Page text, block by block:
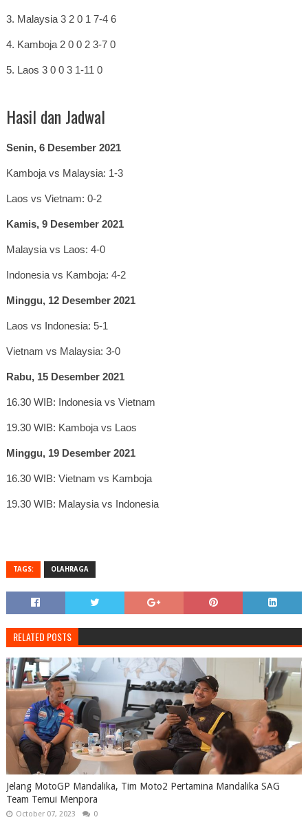
3. Malaysia 3 2 0 1 7-4 6
4. Kamboja 2 0 0 2 3-7 0
5. Laos 3 0 0 3 1-11 0
Hasil dan Jadwal
Senin, 6 Desember 2021
Kamboja vs Malaysia: 1-3
Laos vs Vietnam: 0-2
Kamis, 9 Desember 2021
Malaysia vs Laos: 4-0
Indonesia vs Kamboja: 4-2
Minggu, 12 Desember 2021
Laos vs Indonesia: 5-1
Vietnam vs Malaysia: 3-0
Rabu, 15 Desember 2021
16.30 WIB: Indonesia vs Vietnam
19.30 WIB: Kamboja vs Laos
Minggu, 19 Desember 2021
16.30 WIB: Vietnam vs Kamboja
19.30 WIB: Malaysia vs Indonesia
TAGS: OLAHRAGA
RELATED POSTS
Jelang MotoGP Mandalika, Tim Moto2 Pertamina Mandalika SAG
Team Temui Menpora
October 07, 2023 0